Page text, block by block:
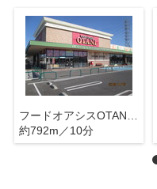
約792m／10分